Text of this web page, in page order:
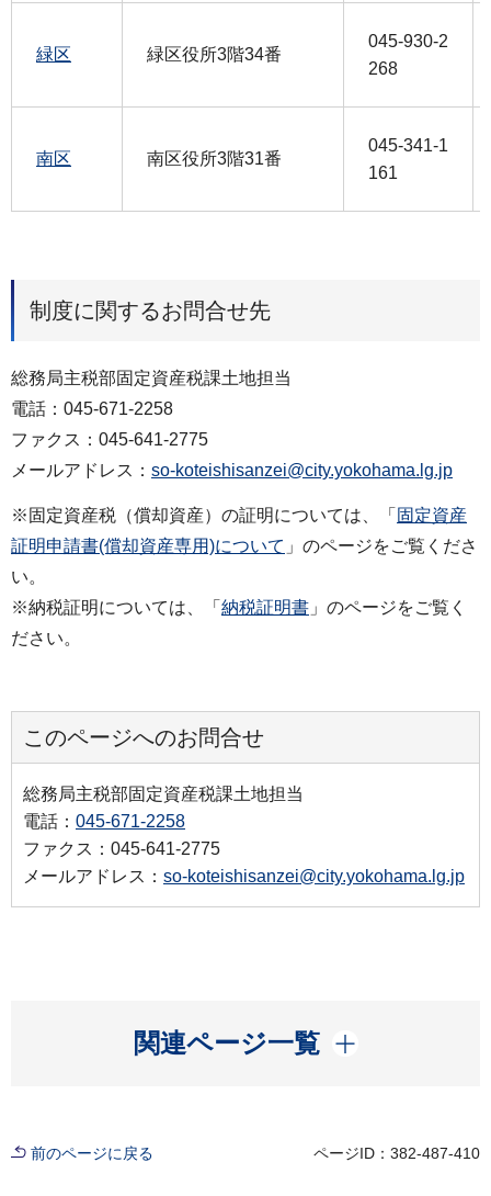
緑区 緑区役所3階34番
045-930-2
268
南区 南区役所3階31番
045-341-1
161
制度に関するお問合せ先
総務局主税部固定資産税課土地担当
電話：045-671-2258
ファクス：045-641-2775
メールアドレス： so-koteishisanzei@city.yokohama.lg.jp
※固定資産税（償却資産）の証明については、「 固定資産
証明申請書(償却資産専用)について 」のページをご覧くださ
い。
※納税証明については、「 納税証明書 」のページをご覧く
ださい。
このページへのお問合せ
総務局主税部固定資産税課土地担当
電話： 045-671-2258
ファクス：045-641-2775
メールアドレス： so-koteishisanzei@city.yokohama.lg.jp
関連ページ一覧
開く
前のページに戻る ページID：382-487-410